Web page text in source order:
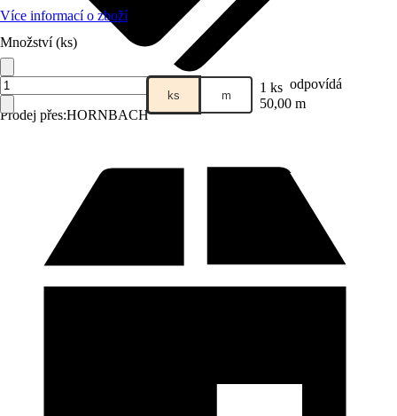
Prodej přes:HORNBACH
Více informací o zboží
Množství (ks)
ks m 1 ks odpovídá
50,00 m